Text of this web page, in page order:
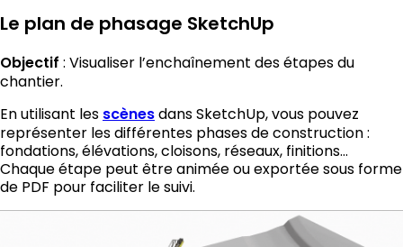
Le plan de phasage SketchUp
Objectif : Visualiser l’enchaînement des étapes du
chantier.
En utilisant les scènes dans SketchUp, vous pouvez
représenter les différentes phases de construction :
fondations, élévations, cloisons, réseaux, finitions…
Chaque étape peut être animée ou exportée sous forme
de PDF pour faciliter le suivi.